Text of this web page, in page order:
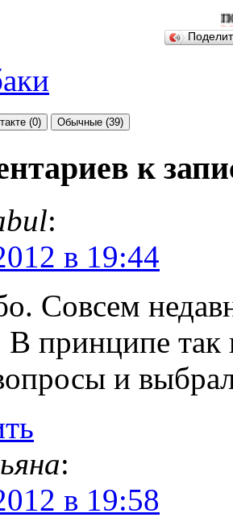
(0) Обычные (39)
к
:
в 19:44
Совсем
принципе
и
:
в 19:58